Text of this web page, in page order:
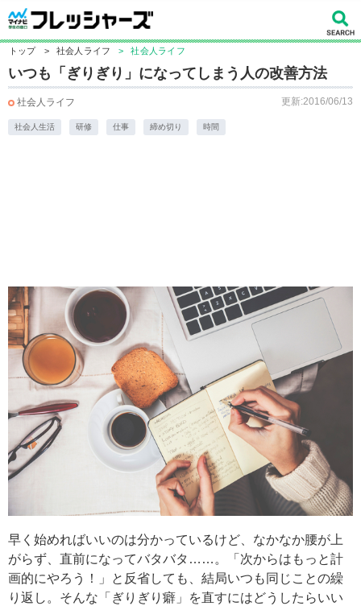
トップ > 社会人ライフ > 社会人ライフ
いつも「ぎりぎり」になってしまう人の改善方法
社会人ライフ 更新:2016/06/13
社会人生活 研修 仕事 締め切り 時間
早く始めればいいのは分かっているけど、なかなか腰が上
がらず、直前になってバタバタ……。「次からはもっと計
画的にやろう！」と反省しても、結局いつも同じことの繰
り返し。そんな「ぎりぎり癖」を直すにはどうしたらいい